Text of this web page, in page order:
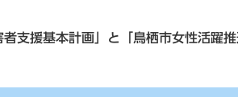
支援基本計画」と「鳥栖市女性活躍